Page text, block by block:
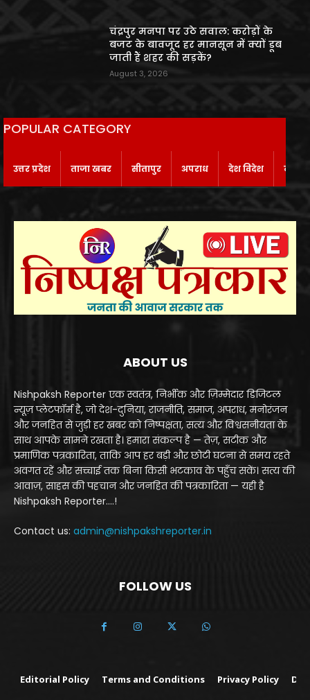
चंद्रपुर मनपा पर उठे सवाल: करोड़ों के
बजट के बावजूद हर मानसून में क्यों डूब
जाती हैं शहर की सड़कें?
August 3, 2026
POPULAR CATEGORY
उत्तर प्रदेश ताजा खबर सीतापुर अपराध देश विदेश
ABOUT US
Nishpaksh Reporter एक स्वतंत्र, निर्भीक और ज़िम्मेदार डिजिटल
न्यूज़ प्लेटफॉर्म है, जो देश-दुनिया, राजनीति, समाज, अपराध, मनोरंजन
और जनहित से जुड़ी हर खबर को निष्पक्षता, सत्य और विश्वसनीयता के
साथ आपके सामने रखता है। हमारा संकल्प है — तेज़, सटीक और
प्रमाणिक पत्रकारिता, ताकि आप हर बड़ी और छोटी घटना से समय रहते
अवगत रहें और सच्चाई तक बिना किसी भटकाव के पहुँच सकें। सत्य की
आवाज़, साहस की पहचान और जनहित की पत्रकारिता — यही है
Nishpaksh Reporter....!
Contact us: admin@nishpakshreporter.in
FOLLOW US
Editorial Policy Terms and Conditions Privacy Policy